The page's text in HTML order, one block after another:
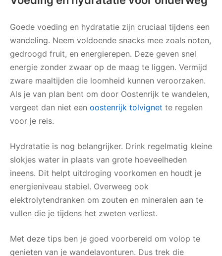
Goede voeding en hydratatie zijn cruciaal tijdens een
wandeling. Neem voldoende snacks mee zoals noten,
gedroogd fruit, en energierepen. Deze geven snel
energie zonder zwaar op de maag te liggen. Vermijd
zware maaltijden die loomheid kunnen veroorzaken.
Als je van plan bent om door Oostenrijk te wandelen,
vergeet dan niet een oostenrijk tolvignet te regelen
voor je reis.
Hydratatie is nog belangrijker. Drink regelmatig kleine
slokjes water in plaats van grote hoeveelheden
ineens. Dit helpt uitdroging voorkomen en houdt je
energieniveau stabiel. Overweeg ook
elektrolytendranken om zouten en mineralen aan te
vullen die je tijdens het zweten verliest.
Met deze tips ben je goed voorbereid om volop te
genieten van je wandelavonturen. Dus trek die